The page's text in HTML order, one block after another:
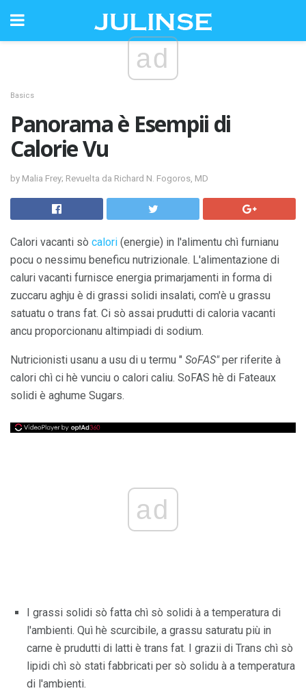
ad
Basics
Panorama è Esempii di
Calorie Vu
by Malia Frey; Revuelta da Richard N. Fogoros, MD
Calori vacanti sò calori (energie) in l'alimentu chì furnianu
pocu o nessimu beneficu nutrizionale. L'alimentazione di
caluri vacanti furnisce energia primarjamenti in forma di
zuccaru aghju è di grassi solidi insalati, com'è u grassu
satuatu o trans fat. Ci sò assai prudutti di caloria vacanti
ancu proporcionanu altimpiadi di sodium.
Nutricionisti usanu a usu di u termu " SoFAS"per riferite à
calori chì ci hè vunciu o calori caliu. SoFAS hè di Fateaux
solidi è aghume Sugars.
ad
I grassi solidi sò fatta chì sò solidi à a temperatura di
l'ambienti. Quì hè scurcibile, a grassu saturatu più in
carne è prudutti di latti è trans fat. I grazii di Trans chì sò
lipidi chì sò stati fabbricati per sò solidu à a temperatura
di l'ambienti.